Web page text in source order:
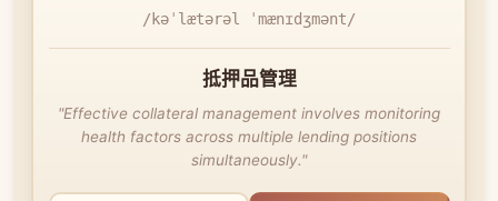
/kəˈlætərəl ˈmænɪdʒmənt/
抵押品管理
"Effective collateral management involves monitoring
health factors across multiple lending positions
simultaneously."